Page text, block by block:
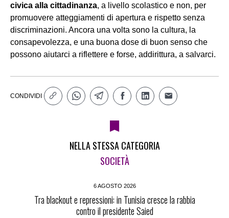
civica alla cittadinanza, a livello scolastico e non, per
promuovere atteggiamenti di apertura e rispetto senza
discriminazioni. Ancora una volta sono la cultura, la
consapevolezza, e una buona dose di buon senso che
possono aiutarci a riflettere e forse, addirittura, a salvarci.
CONDIVIDI
NELLA STESSA CATEGORIA
SOCIETÀ
6 AGOSTO 2026
Tra blackout e repressioni: in Tunisia cresce la rabbia
contro il presidente Saied